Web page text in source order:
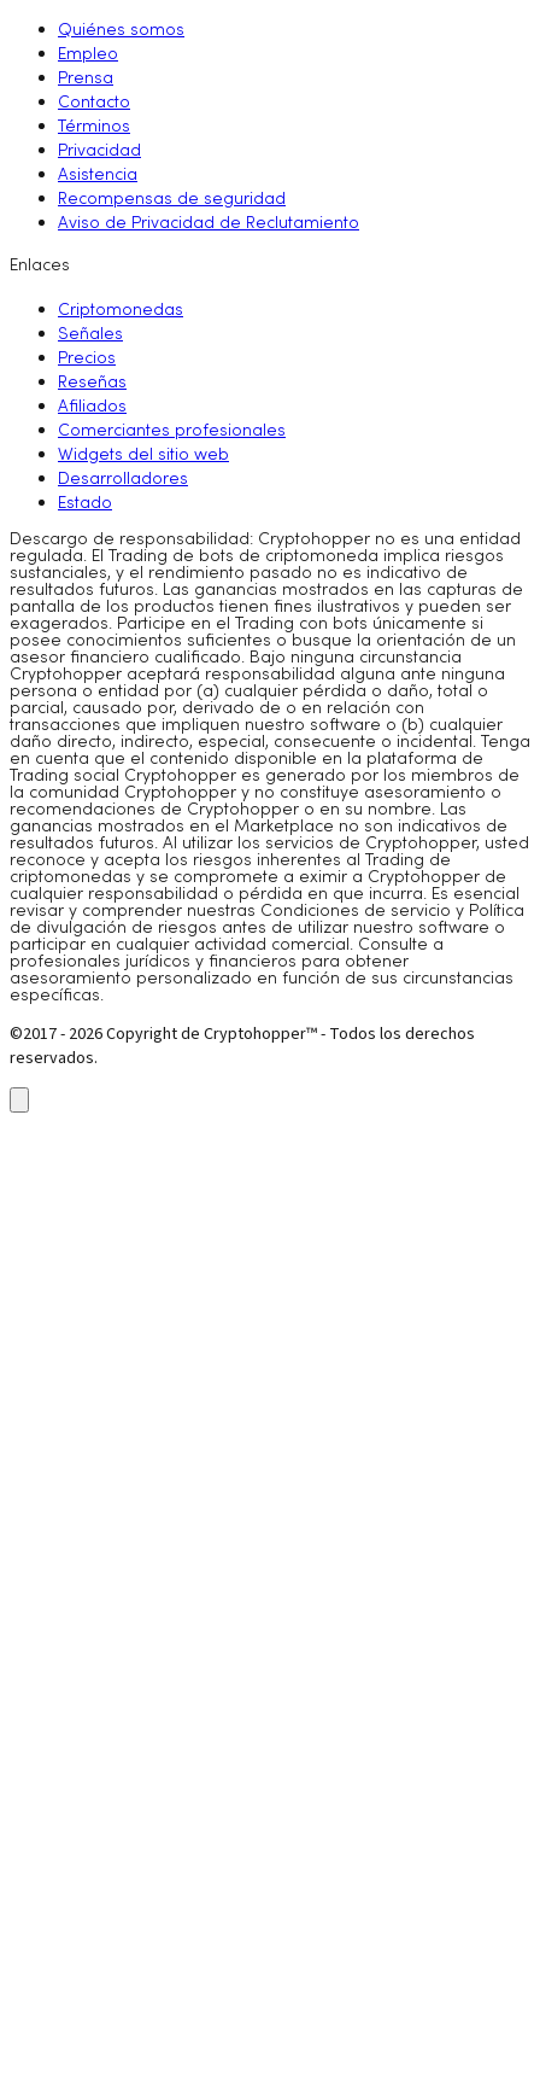
Quiénes somos
Empleo
Prensa
Contacto
Términos
Privacidad
Asistencia
Recompensas de seguridad
Aviso de Privacidad de Reclutamiento
Enlaces
Criptomonedas
Señales
Precios
Reseñas
Afiliados
Comerciantes profesionales
Widgets del sitio web
Desarrolladores
Estado
Descargo de responsabilidad: Cryptohopper no es una entidad
regulada. El Trading de bots de criptomoneda implica riesgos
sustanciales, y el rendimiento pasado no es indicativo de
resultados futuros. Las ganancias mostrados en las capturas de
pantalla de los productos tienen fines ilustrativos y pueden ser
exagerados. Participe en el Trading con bots únicamente si
posee conocimientos suficientes o busque la orientación de un
asesor financiero cualificado. Bajo ninguna circunstancia
Cryptohopper aceptará responsabilidad alguna ante ninguna
persona o entidad por (a) cualquier pérdida o daño, total o
parcial, causado por, derivado de o en relación con
transacciones que impliquen nuestro software o (b) cualquier
daño directo, indirecto, especial, consecuente o incidental. Tenga
en cuenta que el contenido disponible en la plataforma de
Trading social Cryptohopper es generado por los miembros de
la comunidad Cryptohopper y no constituye asesoramiento o
recomendaciones de Cryptohopper o en su nombre. Las
ganancias mostrados en el Marketplace no son indicativos de
resultados futuros. Al utilizar los servicios de Cryptohopper, usted
reconoce y acepta los riesgos inherentes al Trading de
criptomonedas y se compromete a eximir a Cryptohopper de
cualquier responsabilidad o pérdida en que incurra. Es esencial
revisar y comprender nuestras Condiciones de servicio y Política
de divulgación de riesgos antes de utilizar nuestro software o
participar en cualquier actividad comercial. Consulte a
profesionales jurídicos y financieros para obtener
asesoramiento personalizado en función de sus circunstancias
específicas.
©2017 - 2026 Copyright de Cryptohopper™ - Todos los derechos
reservados.